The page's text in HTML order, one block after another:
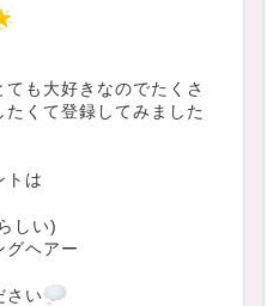
ても大好きなのでたくさ
たくて登録してみました
トは
しい)
グヘアー
さい